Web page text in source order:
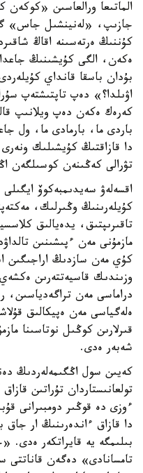
الماتىعا ورالعاسىن
جازىپ، «لەنينشىل جاس»
كۇننىڭ ەرتەسىنە اقاڭ
ەكەن، الگى كۇيشىنىڭ
بۇدان باسقا قانداي
اۋىلدا؟» دەپ تاپتىشتەپ
كەرەك ەكەن دەپ ويلانىپ
باردى ما، بارمادى ما، ول
دا قازاقتىڭ كۇيشىلىك
تۋرالى كەڭىنەن كوسىلگەن
اقسەلەۋ سەيدىمبەكوۆ
كۇيلەرىنىڭ وڭىرلىك،
تاقىرىپتىق، يدەيالىق
مازمۇنى مەن ءپىشىنىن
كۇي مەن سازدىڭ اراجىگىن
وزىندىك قاسيەتتەرىن
دراماسى مەن تراگەدياسىن،
ەلەگياسى مەن ەپيكالىق
قىرلارىن كوڭىل نوتاسىنا
شەبەر ەدى.
كەيىن سول اڭگىمەلەردىڭ
تولعانىستاردان تۇراتىن
ءوزى دە قوڭىر دومبىرانى
دا قازاق ءاندەرىنىڭ ار جاق
بىلىمگە يە قايراتكەر ەدى.
تامسانادى» دەگەن قاناتتى